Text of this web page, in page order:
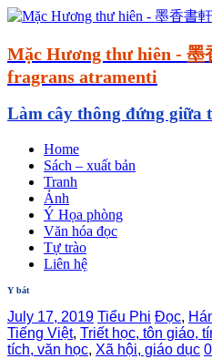
Mặc Hương thư hiên - 墨
fragrans atramenti
Làm cây thông đứng giữa
Home
Sách – xuất bản
Tranh
Ảnh
Ý Họa phòng
Văn hóa đọc
Tự trào
Liên hệ
Y bát
July 17, 2019 Tiểu Phi Đọc,
Tiếng Việt, Triết học, tôn giáo,
tích, văn học, Xã hội, giáo dục 0